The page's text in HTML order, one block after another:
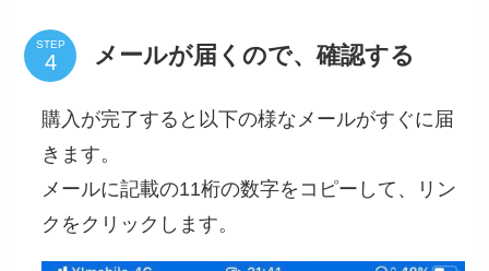
STEP メールが届くので、確認する
購入が完了すると以下の様なメールがすぐに届
きます。
メールに記載の11桁の数字をコピーして、リン
クをクリックします。